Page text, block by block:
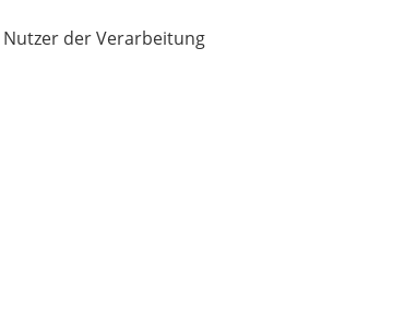
der Verarbeitung